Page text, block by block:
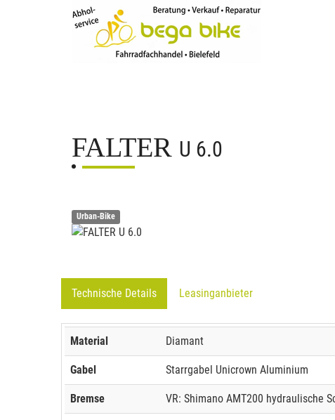
FALTER U 6.0
Urban-Bike
Technische Details Leasinganbieter
Material Diamant
Gabel Starrgabel Unicrown Aluminium
Bremse VR: Shimano AMT200 hydraulische